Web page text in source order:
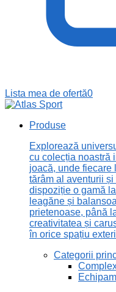
Lista mea de ofertă0
Produse
Explorează
cu colecția noastră
joacă, unde fiecare
tărâm al aventurii
dispoziție o gamă
leagăne și
prietenoase, până
creativitatea și
în orice spațiu
Categorii